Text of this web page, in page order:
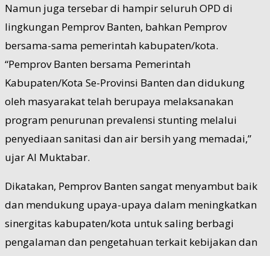
Namun juga tersebar di hampir seluruh OPD di
lingkungan Pemprov Banten, bahkan Pemprov
bersama-sama pemerintah kabupaten/kota.
“Pemprov Banten bersama Pemerintah
Kabupaten/Kota Se-Provinsi Banten dan didukung
oleh masyarakat telah berupaya melaksanakan
program penurunan prevalensi stunting melalui
penyediaan sanitasi dan air bersih yang memadai,”
ujar Al Muktabar.
Dikatakan, Pemprov Banten sangat menyambut baik
dan mendukung upaya-upaya dalam meningkatkan
sinergitas kabupaten/kota untuk saling berbagi
pengalaman dan pengetahuan terkait kebijakan dan